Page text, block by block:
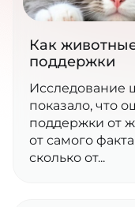
Как
поддержки
Исследование
показало, что
поддержки от
от самого
сколько от...